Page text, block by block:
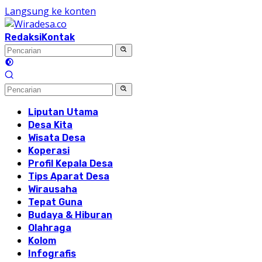
Langsung ke konten
RedaksiKontak
Liputan Utama
Desa Kita
Wisata Desa
Koperasi
Profil Kepala Desa
Tips Aparat Desa
Wirausaha
Tepat Guna
Budaya & Hiburan
Olahraga
Kolom
Infografis